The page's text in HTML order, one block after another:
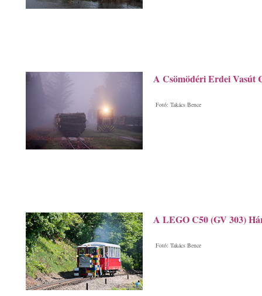
A Csömödéri Erdei Vasút
Fotó: Takács Bence
A LEGO C50 (GV 303)
Fotó: Takács Bence